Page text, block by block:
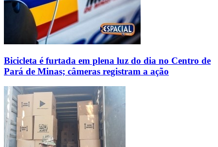
Bicicleta é furtada em plena luz do dia no Centro de
Pará de Minas; câmeras registram a ação